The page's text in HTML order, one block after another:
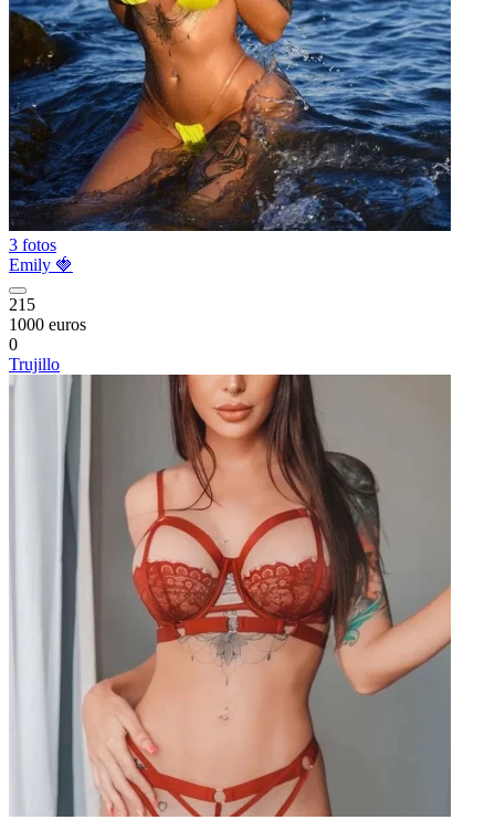
3 fotos
Emily 🍓
215
1000 euros
0
Trujillo